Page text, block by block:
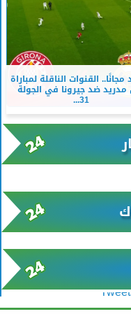
القنوات الناقلة لمباراة
مدريد ضد جيرونا في الجولة
31...